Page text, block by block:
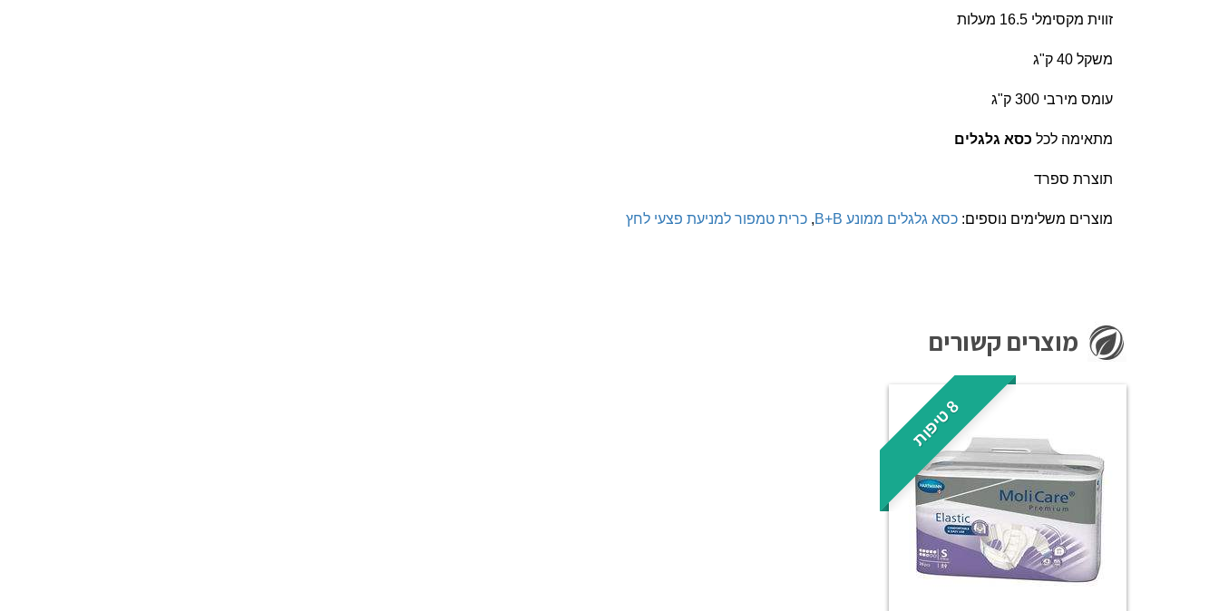
זווית מקסימלי 16.5 מעלות
משקל 40 ק"ג
עומס מירבי 300 ק"ג
מתאימה לכל כסא גלגלים
תוצרת ספרד
מוצרים משלימים נוספים: כסא גלגלים ממונע B+B , כרית טמפור למניעת פצעי לחץ
מוצרים קשורים
8
ט
י
פ
ו
ת